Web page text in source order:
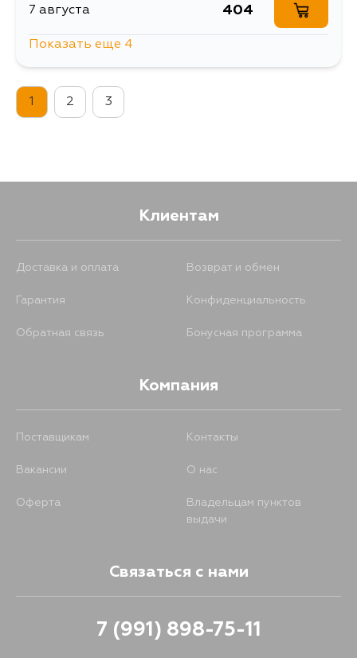
7 августа 404
10 августа
Показать еще 4
1 2 3
Клиентам
Доставка и оплата Возврат и обмен
Гарантия Конфиденциальность
Обратная связь Бонусная программа
Компания
Поставщикам Контакты
Вакансии О нас
Оферта
Владельцам пунктов
выдачи
Связаться с нами
7 (991) 898-75-11